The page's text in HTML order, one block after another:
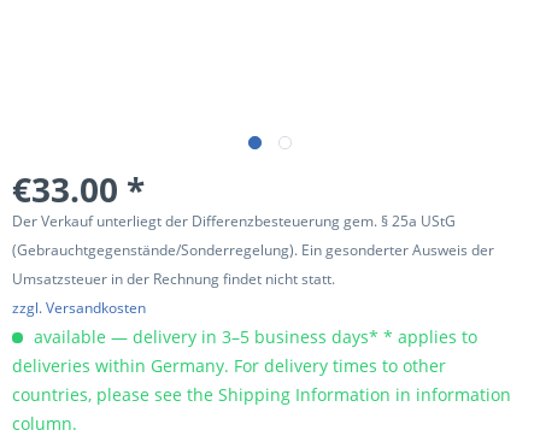
€33.00 *
Der Verkauf unterliegt der Differenzbesteuerung gem. § 25a UStG
(Gebrauchtgegenstände/Sonderregelung). Ein gesonderter Ausweis der
Umsatzsteuer in der Rechnung findet nicht statt.
zzgl. Versandkosten
available — delivery in 3–5 business days* * applies to
deliveries within Germany. For delivery times to other
countries, please see the Shipping Information in information
column.